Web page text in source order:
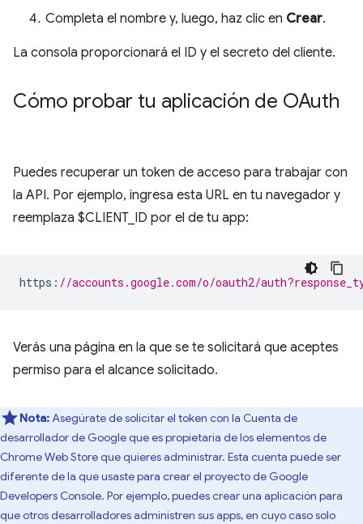
Completa el nombre y, luego, haz clic en Crear.
La consola proporcionará el ID y el secreto del cliente.
Cómo probar tu aplicación de OAuth
Puedes recuperar un token de acceso para trabajar con
la API. Por ejemplo, ingresa esta URL en tu navegador y
reemplaza $CLIENT_ID por el de tu app:
https : //accounts.google.com/o/oauth2/
Verás una página en la que se te solicitará que aceptes
permiso para el alcance solicitado.
Nota:Asegúrate de solicitar el token con la Cuenta de
desarrollador de Google que es propietaria de los elementos de
Chrome Web Store que quieres administrar. Esta cuenta puede ser
diferente de la que usaste para crear el proyecto de Google
Developers Console. Por ejemplo, puedes crear una aplicación para
que otros desarrolladores administren sus apps, en cuyo caso solo